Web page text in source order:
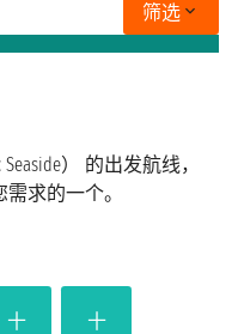
筛选
） 的出发航线，
求的一个。
十
十